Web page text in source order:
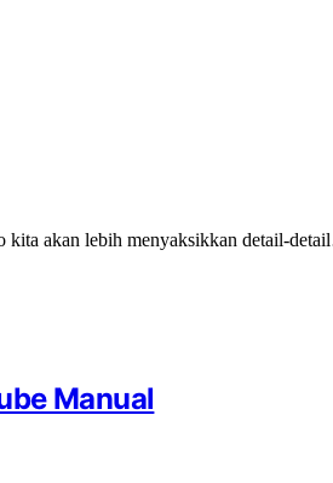
kita akan lebih menyaksikkan detail-
Manual